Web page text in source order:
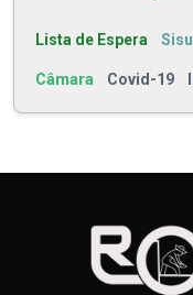
Lista de Espera Sisu
Câmara Covid-19